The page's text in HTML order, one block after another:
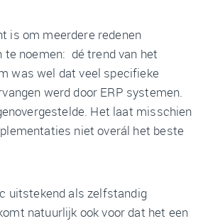
is om meerdere redenen
te noemen: dé trend van het
was wel dat veel specifieke
werd door ERP systemen.
Het laat misschien
niet overál het beste
uitstekend als zelfstandig
natuurlijk ook voor dat het een